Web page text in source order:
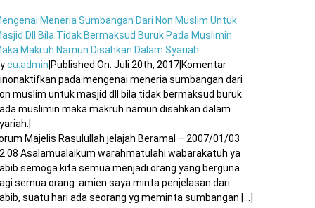
Meneria Sumbangan Dari Non Muslim Untuk
Dll Bila Tidak Bermaksud Buruk Pada Muslimin
Makruh Namun Disahkan Dalam Syariah.
cu.admin Published On: Juli 20th, 2017 Komentar
pada mengenai meneria sumbangan dari
muslim untuk masjid dll bila tidak bermaksud buruk
muslimin maka makruh namun disahkan dalam
Majelis Rasulullah jelajah Beramal – 2007/01/03
Asalamualaikum warahmatulahi wabarakatuh ya
semoga kita semua menjadi orang yang berguna
semua orang..amien saya minta penjelasan dari
suatu hari ada seorang yg meminta sumbangan [...]